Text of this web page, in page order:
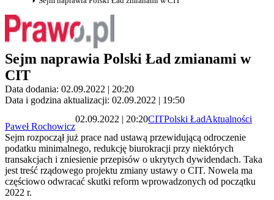
Sejm naprawia Polski Ład zmianami w
CIT
Data dodania: 02.09.2022 | 20:20
Data i godzina aktualizacji: 02.09.2022 | 19:50
Paweł Rochowicz
02.09.2022 | 20:20CITPolski ŁadAktualności
Sejm rozpoczął już prace nad ustawą przewidującą odroczenie
podatku minimalnego, redukcję biurokracji przy niektórych
transakcjach i zniesienie przepisów o ukrytych dywidendach. Taka
jest treść rządowego projektu zmiany ustawy o CIT. Nowela ma
częściowo odwracać skutki reform wprowadzonych od początku
2022 r.